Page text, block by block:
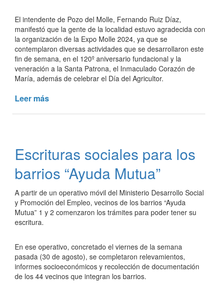
El intendente de Pozo del Molle, Fernando Ruiz Díaz,
manifestó que la gente de la localidad estuvo agradecida con
la organización de la Expo Molle 2024, ya que se
contemplaron diversas actividades que se desarrollaron este
fin de semana, en el 120º aniversario fundacional y la
veneración a la Santa Patrona, el Inmaculado Corazón de
María, además de celebrar el Día del Agricultor.
Leer más
festejos
patronales
2024
Escrituras sociales para los
barrios “Ayuda Mutua”
A partir de un operativo móvil del Ministerio Desarrollo Social
y Promoción del Empleo, vecinos de los barrios “Ayuda
Mutua” 1 y 2 comenzaron los trámites para poder tener su
escritura.
En ese operativo, concretado el viernes de la semana
pasada (30 de agosto), se completaron relevamientos,
informes socioeconómicos y recolección de documentación
de los 44 vecinos que integran los barrios.